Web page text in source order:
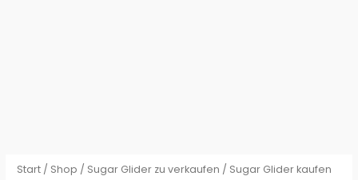
Start / Shop / Sugar Glider zu verkaufen / Sugar Glider kaufen